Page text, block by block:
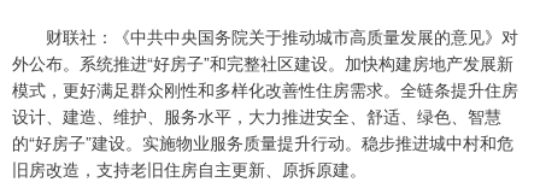
财联社：《中共中央国务院关于推动城市高质量发展的意见》对
外公布。系统推进“好房子”和完整社区建设。加快构建房地产发展新
模式，更好满足群众刚性和多样化改善性住房需求。全链条提升住房
设计、建造、维护、服务水平，大力推进安全、舒适、绿色、智慧
的“好房子”建设。实施物业服务质量提升行动。稳步推进城中村和危
旧房改造，支持老旧住房自主更新、原拆原建。